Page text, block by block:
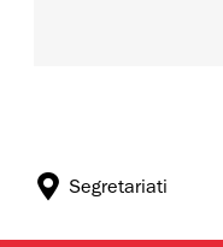
Segretariati